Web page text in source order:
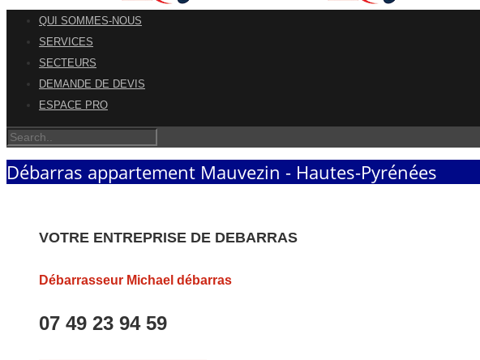
QUI SOMMES-NOUS
SERVICES
SECTEURS
DEMANDE DE DEVIS
ESPACE PRO
Débarras appartement Mauvezin - Hautes-Pyrénées
VOTRE ENTREPRISE DE DEBARRAS
Débarrasseur Michael débarras
07 49 23 94 59